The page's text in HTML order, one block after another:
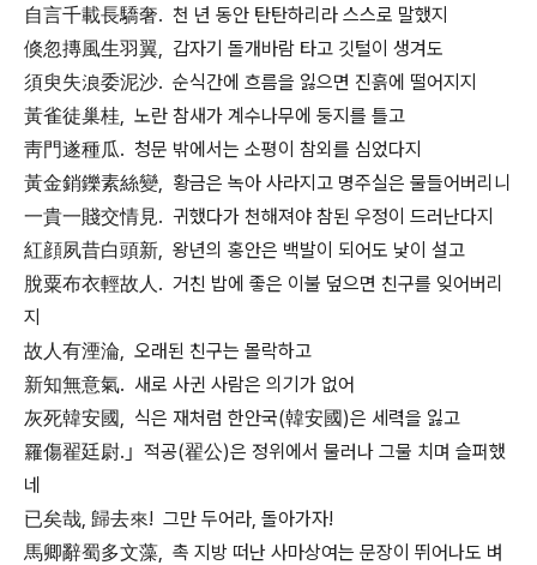
自言千載長驕奢. 천 년 동안 탄탄하리라 스스로 말했지
倏忽摶風生羽翼, 갑자기 돌개바람 타고 깃털이 생겨도
須臾失浪委泥沙. 순식간에 흐름을 잃으면 진흙에 떨어지지
黃雀徒巢桂, 노란 참새가 계수나무에 둥지를 틀고
靑門遂種瓜. 청문 밖에서는 소평이 참외를 심었다지
黃金銷鑠素絲變, 황금은 녹아 사라지고 명주실은 물들어버리니
一貴一賤交情見. 귀했다가 천해져야 참된 우정이 드러난다지
紅顔夙昔白頭新, 왕년의 홍안은 백발이 되어도 낯이 설고
脫粟布衣輕故人. 거친 밥에 좋은 이불 덮으면 친구를 잊어버리
지
故人有湮淪, 오래된 친구는 몰락하고
新知無意氣. 새로 사귄 사람은 의기가 없어
灰死韓安國, 식은 재처럼 한안국(韓安國)은 세력을 잃고
羅傷翟廷尉.｣ 적공(翟公)은 정위에서 물러나 그물 치며 슬퍼했
네
已矣哉, 歸去來! 그만 두어라, 돌아가자!
馬卿辭蜀多文藻, 촉 지방 떠난 사마상여는 문장이 뛰어나도 벼